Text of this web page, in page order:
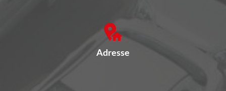
Adresse